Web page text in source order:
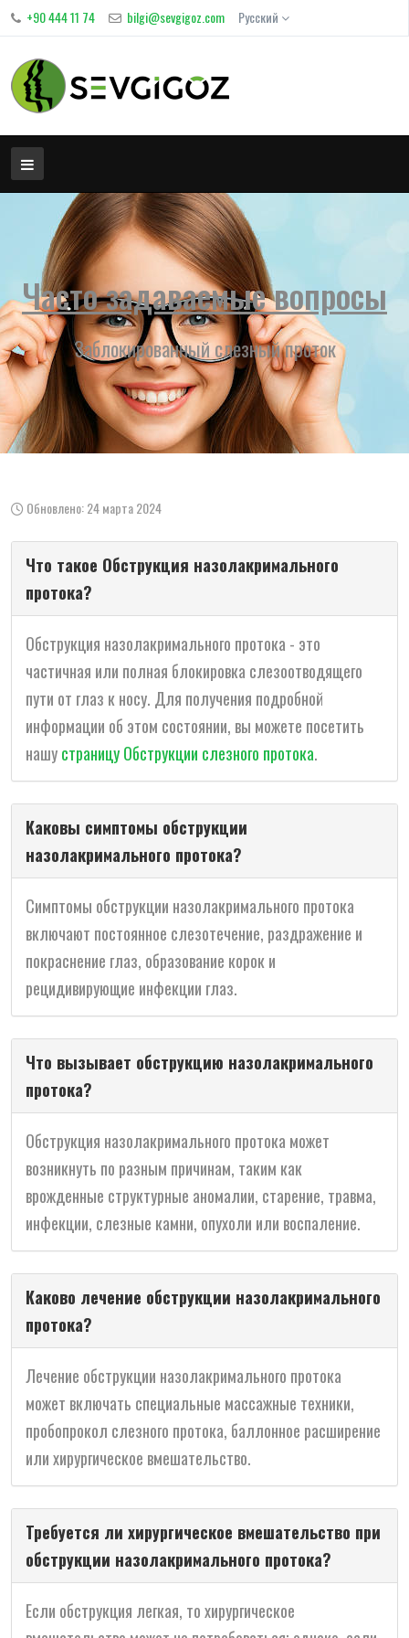
+90 444 11 74 bilgi@sevgigoz.com Русский
Часто задаваемые вопросы
Заблокированный слезный проток
Обновлено: 24 марта 2024
Что такое Обструкция назолакримального
протока?
Обструкция назолакримального протока - это
частичная или полная блокировка слезоотводящего
пути от глаз к носу. Для получения подробной
информации об этом состоянии, вы можете посетить
нашустраницу Обструкции слезного протока.
Каковы симптомы обструкции
назолакримального протока?
Симптомы обструкции назолакримального протока
включают постоянное слезотечение, раздражение и
покраснение глаз, образование корок и
рецидивирующие инфекции глаз.
Что вызывает обструкцию назолакримального
протока?
Обструкция назолакримального протока может
возникнуть по разным причинам, таким как
врожденные структурные аномалии, старение, травма,
инфекции, слезные камни, опухоли или воспаление.
Каково лечение обструкции назолакримального
протока?
Лечение обструкции назолакримального протока
может включать специальные массажные техники,
пробопрокол слезного протока, баллонное расширение
или хирургическое вмешательство.
Требуется ли хирургическое вмешательство при
обструкции назолакримального протока?
Если обструкция легкая, то хирургическое